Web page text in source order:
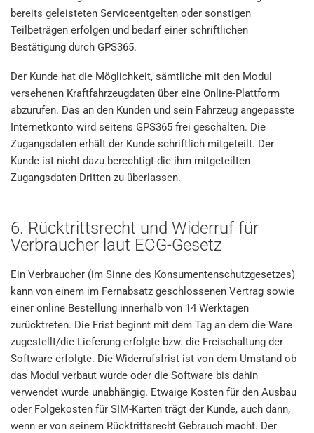
bereits geleisteten Serviceentgelten oder sonstigen
Teilbeträgen erfolgen und bedarf einer schriftlichen
Bestätigung durch GPS365.
Der Kunde hat die Möglichkeit, sämtliche mit den Modul
versehenen Kraftfahrzeugdaten über eine Online-Plattform
abzurufen. Das an den Kunden und sein Fahrzeug angepasste
Internetkonto wird seitens GPS365 frei geschalten. Die
Zugangsdaten erhält der Kunde schriftlich mitgeteilt. Der
Kunde ist nicht dazu berechtigt die ihm mitgeteilten
Zugangsdaten Dritten zu überlassen.
6. Rücktrittsrecht und Widerruf für
Verbraucher laut ECG-Gesetz
Ein Verbraucher (im Sinne des Konsumentenschutzgesetzes)
kann von einem im Fernabsatz geschlossenen Vertrag sowie
einer online Bestellung innerhalb von 14 Werktagen
zurücktreten. Die Frist beginnt mit dem Tag an dem die Ware
zugestellt/die Lieferung erfolgte bzw. die Freischaltung der
Software erfolgte. Die Widerrufsfrist ist von dem Umstand ob
das Modul verbaut wurde oder die Software bis dahin
verwendet wurde unabhängig. Etwaige Kosten für den Ausbau
oder Folgekosten für SIM-Karten trägt der Kunde, auch dann,
wenn er von seinem Rücktrittsrecht Gebrauch macht. Der